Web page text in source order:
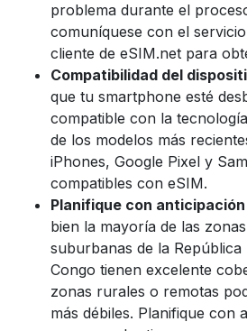
problema durante el
comuníquese con el
cliente de eSIM.net para
Compatibilidad del
que tu smartphone esté
compatible con la
de los modelos más
iPhones, Google Pixel y
compatibles con eSIM.
Planifique con
bien la mayoría de las
suburbanas de la
Congo tienen excelente
zonas rurales o remotas
más débiles. Planifique con